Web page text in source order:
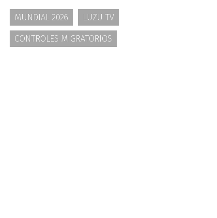
MUNDIAL 2026
LUZU TV
CONTROLES MIGRATORIOS